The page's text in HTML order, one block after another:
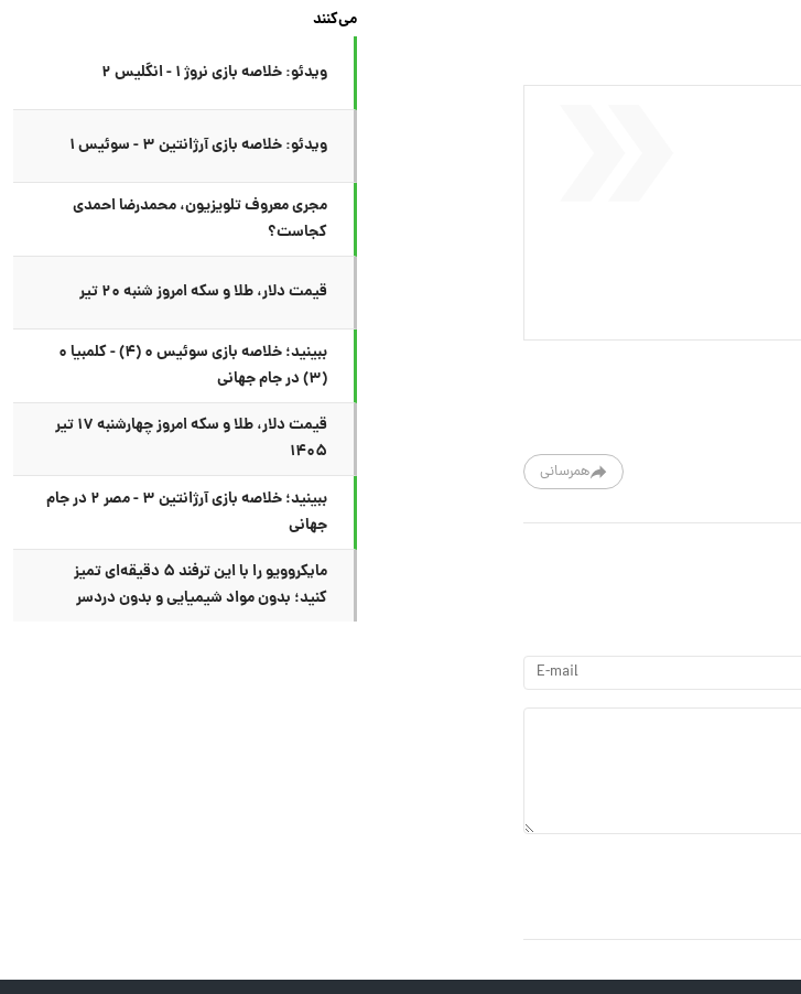
همرسانی
می‌کنند
ویدئو: خلاصه بازی نروژ ۱ - انگلیس ۲
ویدئو: خلاصه بازی آرژانتین ۳ - سوئیس ۱
مجری معروف تلویزیون، محمدرضا احمدی
کجاست؟
قیمت دلار، طلا و سکه امروز شنبه ۲۰ تیر
ببینید؛ خلاصه بازی سوئیس ۰ (۴) - کلمبیا ۰
(۳) در جام جهانی
قیمت دلار، طلا و سکه امروز چهارشنبه ۱۷ تیر
۱۴۰۵
ببینید؛ خلاصه بازی آرژانتین ۳ - مصر ۲ در جام
جهانی
مایکروویو را با این ترفند ۵ دقیقه‌ای تمیز
کنید؛ بدون مواد شیمیایی و بدون دردسر